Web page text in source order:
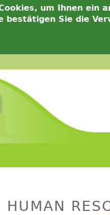
um Ihnen ein
bestätigen Sie die
HUMAN